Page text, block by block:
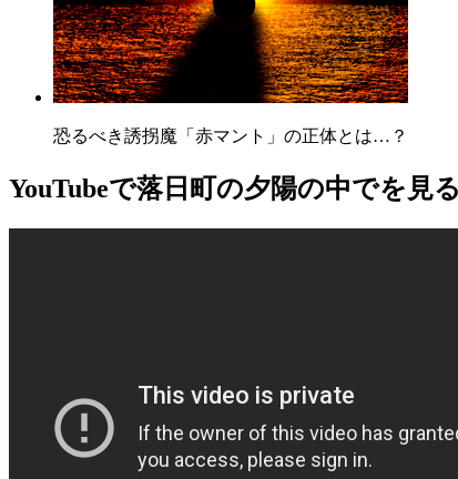
恐るべき誘拐魔「赤マント」の正体とは…？
YouTubeで落日町の夕陽の中でを見る